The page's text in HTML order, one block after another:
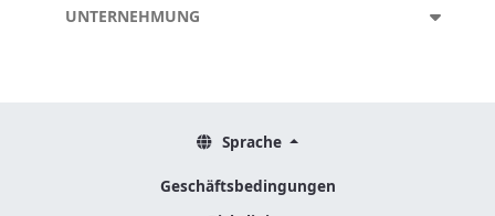
UNTERNEHMUNG
Geschäftsbedingungen
Sprache